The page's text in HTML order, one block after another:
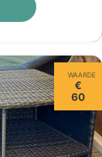
WAARDE
€
60